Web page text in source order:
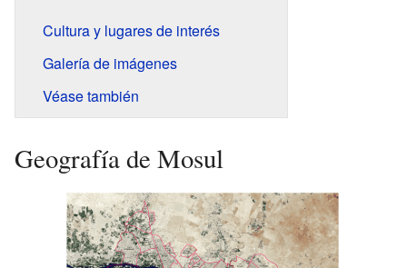
Cultura y lugares de interés
Galería de imágenes
Véase también
Geografía de Mosul